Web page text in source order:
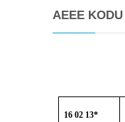
AEEE KODU
16 02 13*